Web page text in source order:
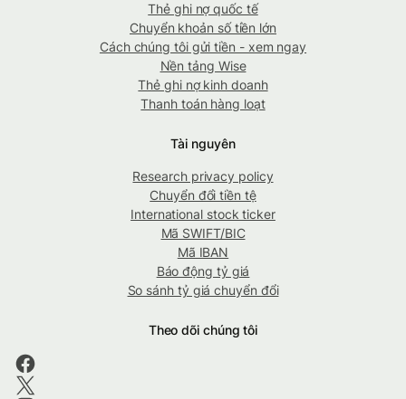
Thẻ ghi nợ quốc tế
Chuyển khoản số tiền lớn
Cách chúng tôi gửi tiền - xem ngay
Nền tảng Wise
Thẻ ghi nợ kinh doanh
Thanh toán hàng loạt
Tài nguyên
Research privacy policy
Chuyển đổi tiền tệ
International stock ticker
Mã SWIFT/BIC
Mã IBAN
Báo động tỷ giá
So sánh tỷ giá chuyển đổi
Theo dõi chúng tôi